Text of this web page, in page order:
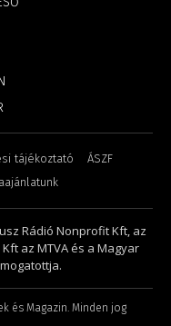
tájékoztató
ÁSZF
Rádió Nonprofit Kft, az
az MTVA és a Magyar
és Magazin. Minden jog